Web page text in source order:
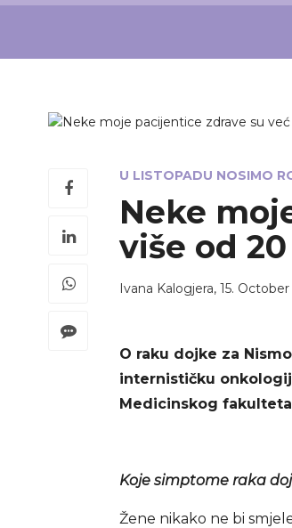
U LISTOPADU NOSIMO
Neke
više od
Ivana Kalogjera, 15. October
O raku dojke za
internističku
Medicinskog
Koje simptome raka
Žene nikako ne bi